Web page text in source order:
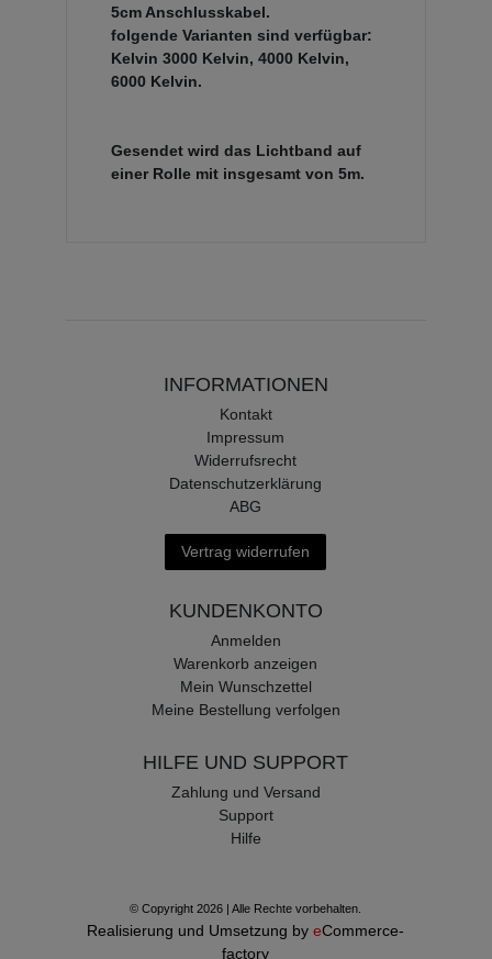
5cm Anschlusskabel.
folgende Varianten sind verfügbar:
Kelvin 3000 Kelvin, 4000 Kelvin,
6000 Kelvin.
Gesendet wird das Lichtband auf
einer Rolle mit insgesamt von 5m.
INFORMATIONEN
Kontakt
Impressum
Widerrufsrecht
Datenschutzerklärung
ABG
Vertrag widerrufen
KUNDENKONTO
Anmelden
Warenkorb anzeigen
Mein Wunschzettel
Meine Bestellung verfolgen
HILFE UND SUPPORT
Zahlung und Versand
Support
Hilfe
© Copyright 2026 | Alle Rechte vorbehalten.
Realisierung und Umsetzung byeCommerce-
factory